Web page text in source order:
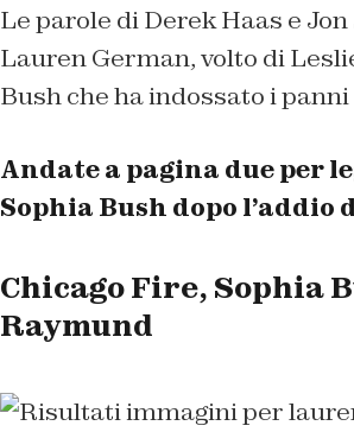
Le parole di Derek Haas e
Lauren German, volto di
Bush che ha indossato i
Andate a pagina due per
Sophia Bush dopo l’addio
Chicago Fire, Sophia
Raymund